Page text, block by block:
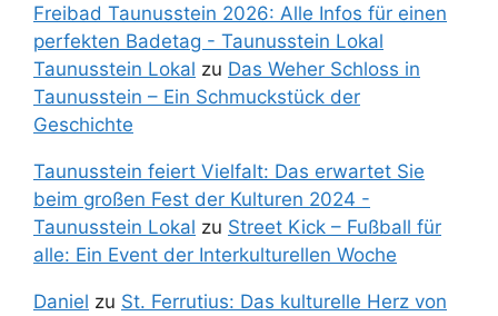
Freibad Taunusstein 2026: Alle Infos für einen
perfekten Badetag - Taunusstein Lokal
Taunusstein Lokal zu Das Weher Schloss in
Taunusstein – Ein Schmuckstück der
Geschichte
Taunusstein feiert Vielfalt: Das erwartet Sie
beim großen Fest der Kulturen 2024 -
Taunusstein Lokal zu Street Kick – Fußball für
alle: Ein Event der Interkulturellen Woche
Daniel zu St. Ferrutius: Das kulturelle Herz von